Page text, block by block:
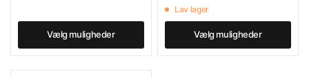
Vælg muligheder
Lav lager
Vælg muligheder